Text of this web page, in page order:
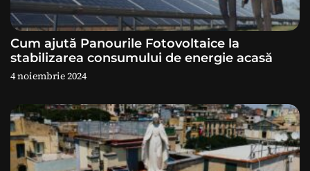
l
e
Cum ajută Panourile Fotovoltaice la
stabilizarea consumului de energie acasă
4 noiembrie 2024